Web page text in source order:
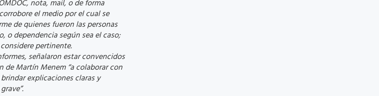
nota, mail, o de forma
el medio por el cual se
de quienes fueron las personas
o dependencia según sea el caso;
pertinente.
señalaron estar convencidos
de Martín Menem “a colaborar con
explicaciones claras y